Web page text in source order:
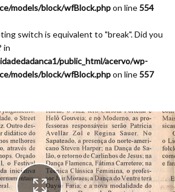
models/block/wfBlock.phpon line554
switch is equivalent to "break". Did you
in
public_html/acervo/wp-
models/block/wfBlock.phpon line557
de Joinville - 13a. Edição - 1995